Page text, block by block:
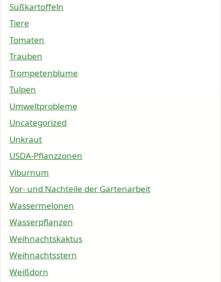
Süßkartoffeln
Tiere
Tomaten
Trauben
Trompetenblume
Tulpen
Umweltprobleme
Uncategorized
Unkraut
USDA-Pflanzzonen
Viburnum
Vor- und Nachteile der Gartenarbeit
Wassermelonen
Wasserpflanzen
Weihnachtskaktus
Weihnachtsstern
Weißdorn